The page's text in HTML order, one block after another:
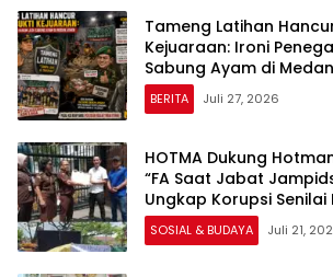
Tameng Latihan
Kejuaraan: Ironi
Sabung Ayam di
BERITA Juli 27, 2026
HOTMA Dukung
“FA Saat Jabat
Ungkap Korupsi Senilai
SOSIAL & BUDAYA Juli 21,